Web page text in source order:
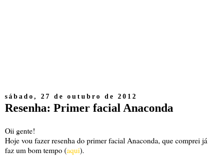
sábado, 27 de outubro de 2012
Resenha: Primer facial Anaconda
Oii gente!
Hoje vou fazer resenha do primer facial Anaconda, que comprei já
faz um bom tempo (aqui).